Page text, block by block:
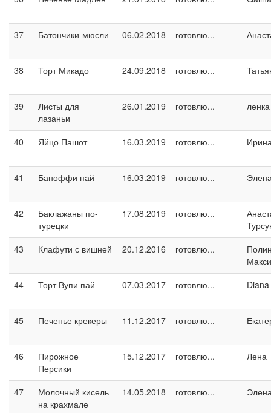
37 Батончики-мюсли 06.02.2018 готовлю...
38 Торт Микадо 24.09.2018 готовлю...
39
Листы для
лазаньи
26.01.2019 готовлю...
40 Яйцо Пашот 16.03.2019 готовлю...
41 Баноффи пай 16.03.2019 готовлю...
42
Баклажаны по-
турецки
17.08.2019 готовлю...
43
Клафути с вишней 20.12.2016 готовлю...
44
Торт Вупи пай 07.03.2017 готовлю... Diana
45 Печенье крекеры 11.12.2017 готовлю...
46
Пирожное
Персики
15.12.2017 готовлю... Лена
47
Молочный кисель
на крахмале
14.05.2018 готовлю...